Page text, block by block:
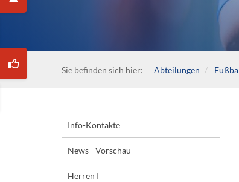
Sie befinden sich hier: Abteilungen
Info-Kontakte
News - Vorschau
Herren I